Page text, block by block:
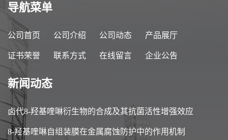
导航菜单
公司首页 公司介绍 公司动态 产品展厅
证书荣誉 联系方式 在线留言 企业公告
新闻动态
卤代8-羟基喹啉衍生物的合成及其抗菌活性增强效应
8-羟基喹啉自组装膜在金属腐蚀防护中的作用机制